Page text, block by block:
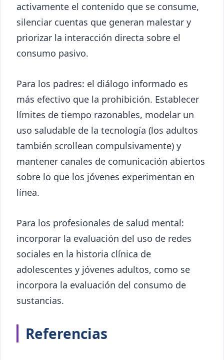
activamente el contenido que se consume,
silenciar cuentas que generan malestar y
priorizar la interacción directa sobre el
consumo pasivo.
Para los padres: el diálogo informado es
más efectivo que la prohibición. Establecer
límites de tiempo razonables, modelar un
uso saludable de la tecnología (los adultos
también scrollean compulsivamente) y
mantener canales de comunicación abiertos
sobre lo que los jóvenes experimentan en
línea.
Para los profesionales de salud mental:
incorporar la evaluación del uso de redes
sociales en la historia clínica de
adolescentes y jóvenes adultos, como se
incorpora la evaluación del consumo de
sustancias.
Referencias